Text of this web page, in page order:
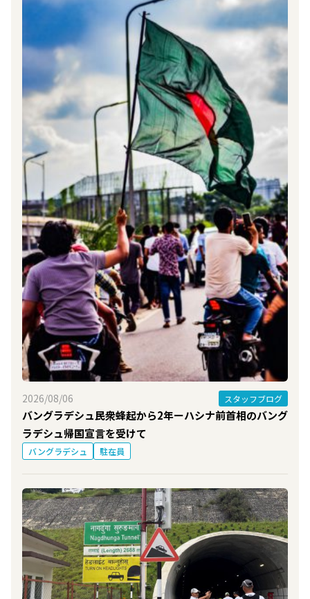
2026/08/06 スタッフブログ
バングラデシュ民衆蜂起から2年ーハシナ前首相のバング
ラデシュ帰国宣言を受けて
バングラデシュ 駐在員